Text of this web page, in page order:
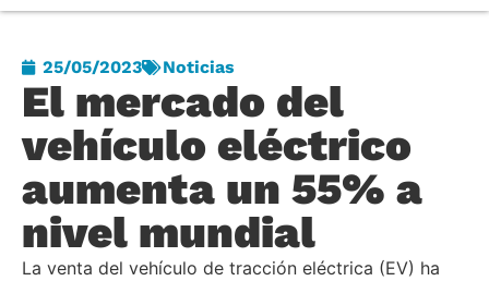
25/05/2023 Noticias
El mercado del
vehículo eléctrico
aumenta un 55% a
nivel mundial
La venta del vehículo de tracción eléctrica (EV) ha